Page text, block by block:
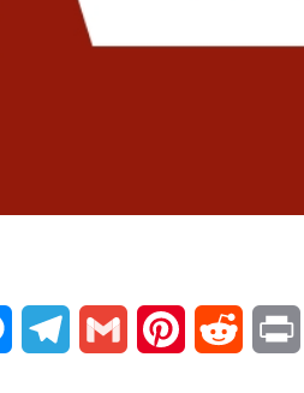
MessengerTelegram Gmail Pinterest Reddit